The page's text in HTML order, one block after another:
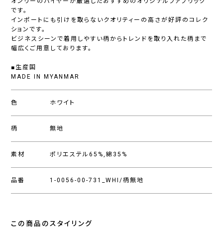
です。
インポートにも引けを取らないクオリティーの高さが好評のコレク
ションです。
ビジネスシーンで着用しやすい柄からトレンドを取り入れた柄まで
幅広くご用意しております。
■生産国
MADE IN MYANMAR
色 ホワイト
柄 無地
素材 ポリエステル65%,綿35%
品番 1-0056-00-731_WHI/柄無地
この商品のスタイリング